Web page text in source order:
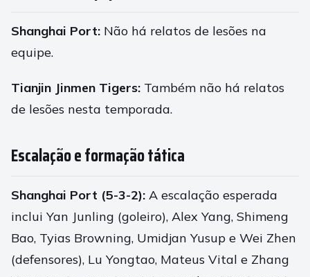
Shanghai Port: Não há relatos de lesões na
equipe.
Tianjin Jinmen Tigers: Também não há relatos
de lesões nesta temporada.
Escalação e formação tática
Shanghai Port (5-3-2): A escalação esperada
inclui Yan Junling (goleiro), Alex Yang, Shimeng
Bao, Tyias Browning, Umidjan Yusup e Wei Zhen
(defensores), Lu Yongtao, Mateus Vital e Zhang